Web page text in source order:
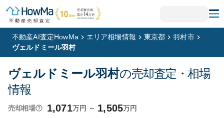
不動産AI査定HowMa エリア相場情報 東京都
羽村市
ヴェルドミール羽村
ヴェルドミール羽村の売却査定・相場
情報
売却相場 1,071万円 ～ 1,505万円